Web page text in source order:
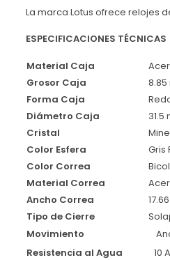
La marca Lotus ofrece relojes
ESPECIFICACIONES TÉCNICAS
Material Caja
Grosor Caja
Forma Caja
Diámetro Caja
31.5
Cristal
Color Esfera
Gris
Color Correa
Material Correa
Ancho Correa
Tipo de Cierre
Movimiento
Resistencia al Agua